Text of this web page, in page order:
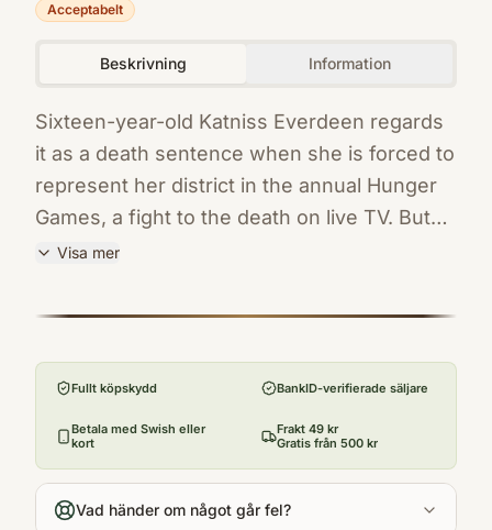
Acceptabelt
Beskrivning Information
Sixteen-year-old Katniss Everdeen regards
it as a death sentence when she is forced to
represent her district in the annual Hunger
Games, a fight to the death on live TV. But
Katniss has been close to death before -
Hunger Games" is a searing novel set in a
present. Welcome to the deadliest reality TV
Visa mer
9781407109084
Scholastic
Utgivningsår
2010
Antal sidor
454
Språk
Fullt köpskydd BankID-verifierade säljare
Betala med Swish eller
kort
Frakt 49 kr
Gratis från 500 kr
Vad händer om något går fel?